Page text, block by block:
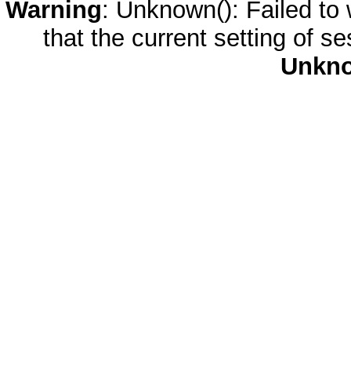
Warning: Unknown(): Failed
that the current setting of